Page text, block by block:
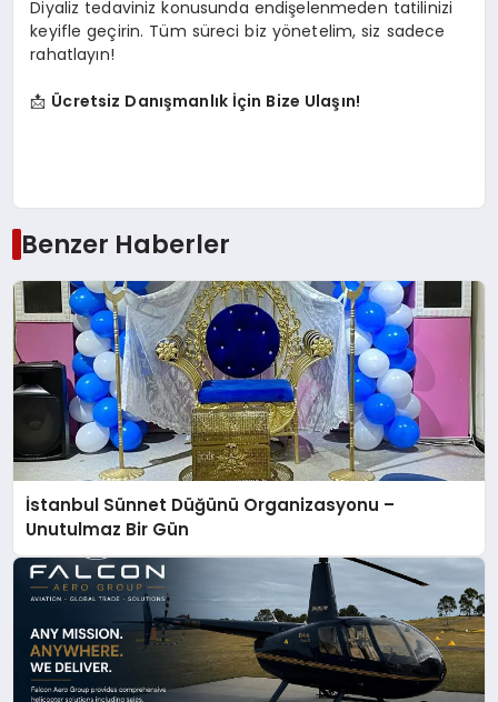
Diyaliz tedaviniz konusunda endişelenmeden tatilinizi
keyifle geçirin. Tüm süreci biz yönetelim, siz sadece
rahatlayın!
📩 Ücretsiz Danışmanlık İçin Bize Ulaşın!
Benzer Haberler
İstanbul Sünnet Düğünü Organizasyonu –
Unutulmaz Bir Gün